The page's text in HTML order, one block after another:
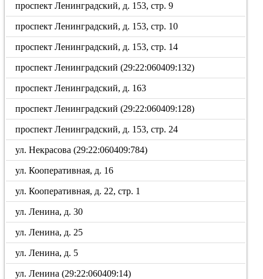
проспект Ленинградский, д. 153, стр. 9
проспект Ленинградский, д. 153, стр. 10
проспект Ленинградский, д. 153, стр. 14
проспект Ленинградский (29:22:060409:132)
проспект Ленинградский, д. 163
проспект Ленинградский (29:22:060409:128)
проспект Ленинградский, д. 153, стр. 24
ул. Некрасова (29:22:060409:784)
ул. Кооперативная, д. 16
ул. Кооперативная, д. 22, стр. 1
ул. Ленина, д. 30
ул. Ленина, д. 25
ул. Ленина, д. 5
ул. Ленина (29:22:060409:14)